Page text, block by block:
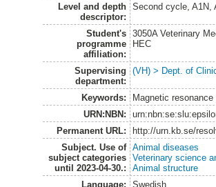
Level and depth
descriptor:
Second cycle, A1N,
Student's
programme
affiliation:
3050A Veterinary
HEC
Supervising
department:
(VH) > Dept. of
Keywords:
Magnetic
URN:NBN:
Permanent URL:
http://urn.kb.se/
Subject. Use of
subject categories
until 2023-04-30.:
Animal diseases
Veterinary science
Animal structure
Language:
Swedish